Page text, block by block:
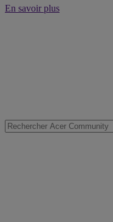
En savoir plus